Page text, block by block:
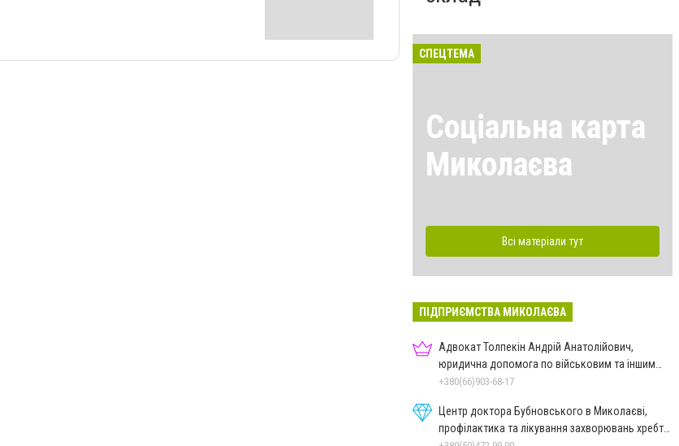
СПЕЦТЕМА
Соціальна карта
Миколаєва
Всі матеріали тут
ПІДПРИЄМСТВА МИКОЛАЄВА
Адвокат Толпекін Андрій Анатолійович,
юридична допомога по військовим та іншим
справам
+380(66)903-68-17
Центр доктора Бубновського в Миколаєві,
профілактика та лікування захворювань хребта